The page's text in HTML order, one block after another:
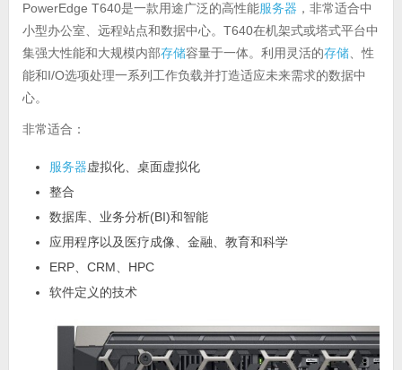
PowerEdge T640是一款用途广泛的高性能服务器 ，非常适合中
小型办公室、远程站点和数据中心。T640在机架式或塔式平台中
集强大性能和大规模内部存储容量于一体。利用灵活的存储、性
能和I/O选项处理一系列工作负载并打造适应未来需求的数据中
心。
非常适合：
服务器虚拟化、桌面虚拟化
整合
数据库、业务分析(BI)和智能
应用程序以及医疗成像、金融、教育和科学
ERP、CRM、HPC
软件定义的技术